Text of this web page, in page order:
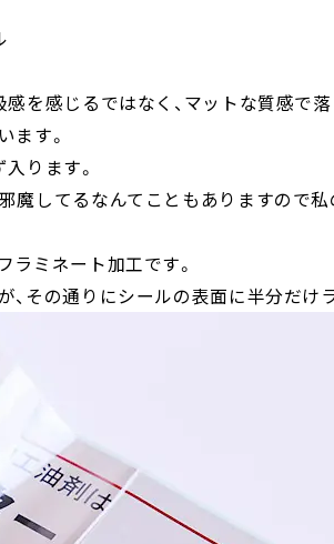
感を感じるではなく、マットな質感
ます。
ります。
魔してるなんてこともありますので
ミネート加工です。
、その通りにシールの表面に半分だけ